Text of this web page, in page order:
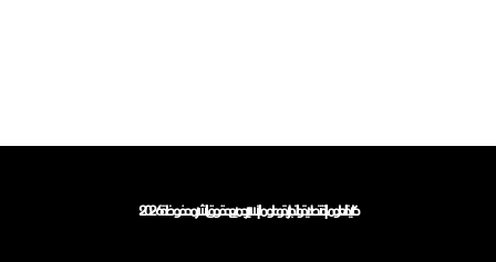
كلية العلوم الاقتصادية والتجارية وعلوم التسيير جميع حقوق النشر محفوظة 2026